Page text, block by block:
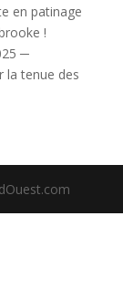
en patinage
!
─
la tenue des